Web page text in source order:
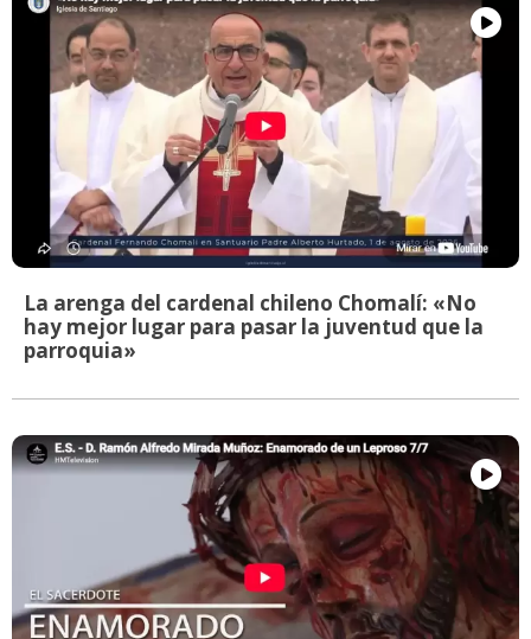
La arenga del cardenal chileno Chomalí: «No
hay mejor lugar para pasar la juventud que la
parroquia»